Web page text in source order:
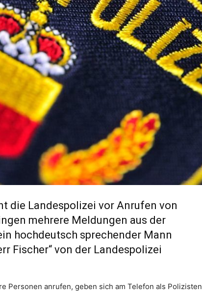
die Landespolizei vor Anrufen von
mehrere Meldungen aus der
hochdeutsch sprechender Mann
Fischer“ von der Landespolizei
Personen anrufen, geben sich am Telefon als Polizisten